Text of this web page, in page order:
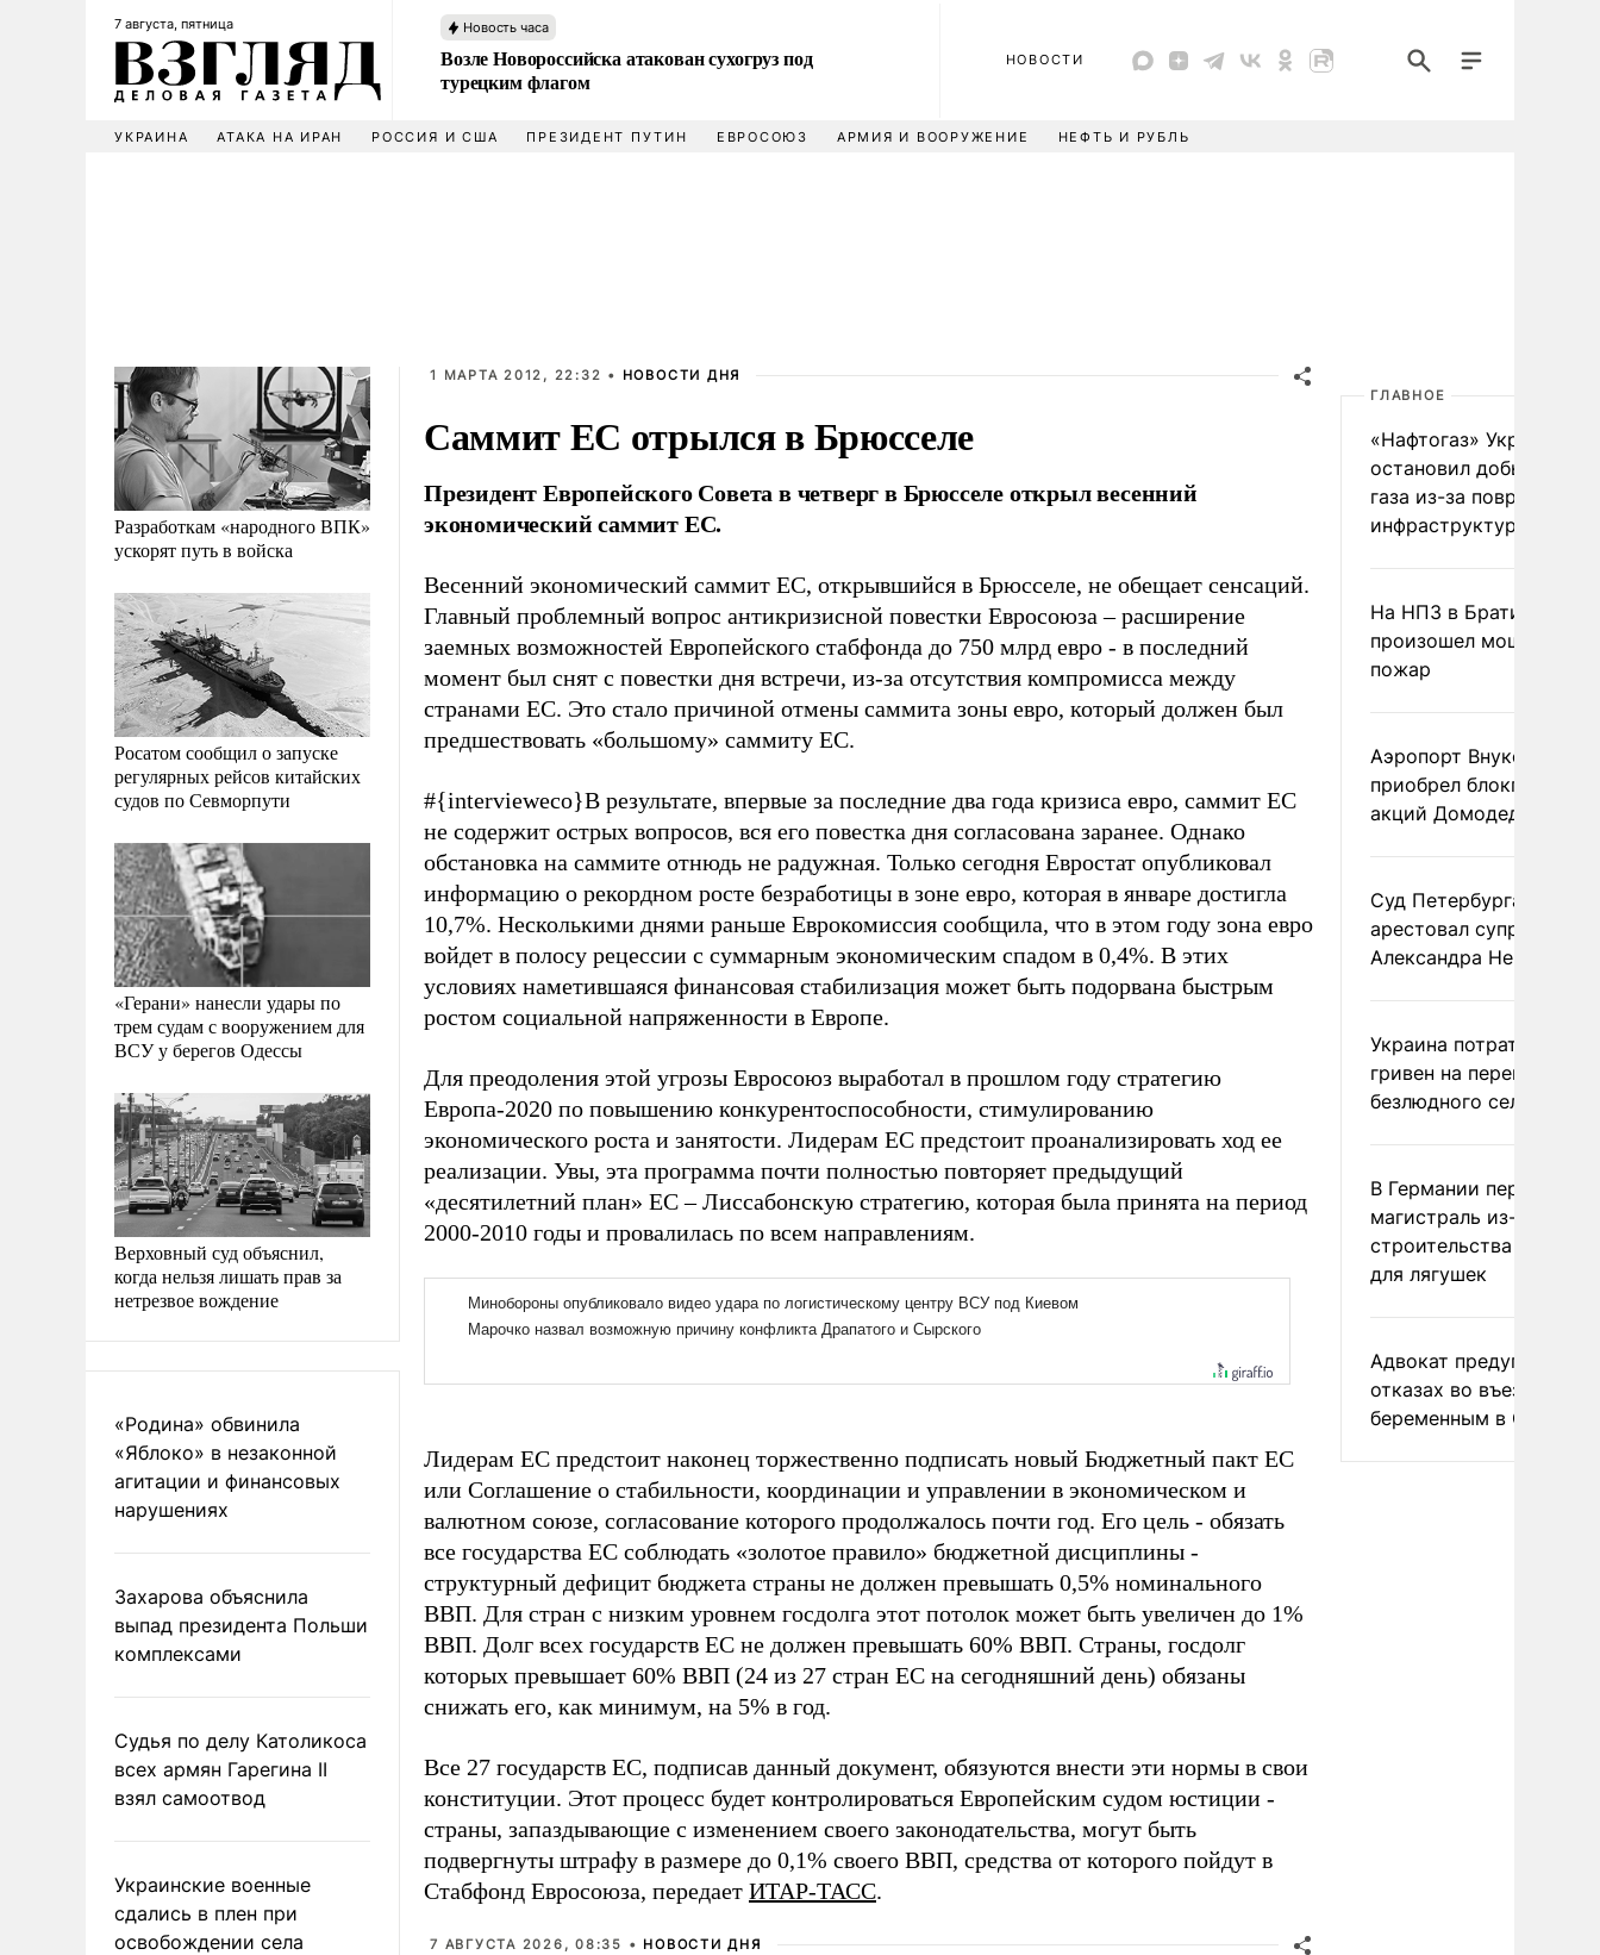
7 августа, пятница Новость часа
Возле Новороссийска атакован сухогруз под
турецким флагом
НОВОСТИ
УКРАИНА АТАКА НА ИРАН РОССИЯ И США ПРЕЗИДЕНТ ПУТИН ЕВРОСОЮЗ АРМИЯ И ВООРУЖЕНИЕ НЕФТЬ И РУБЛЬ
Разработкам «народного ВПК»
ускорят путь в войска
Росатом сообщил о запуске
регулярных рейсов китайских
судов по Севморпути
«Герани» нанесли удары по
трем судам с вооружением для
ВСУ у берегов Одессы
Верховный суд объяснил,
когда нельзя лишать прав за
нетрезвое вождение
«Родина» обвинила
«Яблоко» в незаконной
агитации и финансовых
нарушениях
Захарова объяснила
выпад президента Польши
комплексами
Судья по делу Католикоса
всех армян Гарегина II
взял самоотвод
Украинские военные
сдались в плен при
освобождении села
1 МАРТА 2012, 22:32 • НОВОСТИ ДНЯ
Саммит ЕС отрылся в Брюсселе
Президент Европейского Совета в четверг в Брюсселе открыл весенний
экономический саммит ЕС.
Весенний экономический саммит ЕС, открывшийся в Брюсселе, не обещает сенсаций.
Главный проблемный вопрос антикризисной повестки Евросоюза – расширение
заемных возможностей Европейского стабфонда до 750 млрд евро - в последний
момент был снят с повестки дня встречи, из-за отсутствия компромисса между
странами ЕС. Это стало причиной отмены саммита зоны евро, который должен был
предшествовать «большому» саммиту ЕС.
#{intervieweco}В результате, впервые за последние два года кризиса евро, саммит ЕС
не содержит острых вопросов, вся его повестка дня согласована заранее. Однако
обстановка на саммите отнюдь не радужная. Только сегодня Евростат опубликовал
информацию о рекордном росте безработицы в зоне евро, которая в январе достигла
10,7%. Несколькими днями раньше Еврокомиссия сообщила, что в этом году зона евро
войдет в полосу рецессии с суммарным экономическим спадом в 0,4%. В этих
условиях наметившаяся финансовая стабилизация может быть подорвана быстрым
ростом социальной напряженности в Европе.
Для преодоления этой угрозы Евросоюз выработал в прошлом году стратегию
Европа-2020 по повышению конкурентоспособности, стимулированию
экономического роста и занятости. Лидерам ЕС предстоит проанализировать ход ее
реализации. Увы, эта программа почти полностью повторяет предыдущий
«десятилетний план» ЕС – Лиссабонскую стратегию, которая была принята на период
2000-2010 годы и провалилась по всем направлениям.
Лидерам ЕС предстоит наконец торжественно подписать новый Бюджетный пакт ЕС
или Соглашение о стабильности, координации и управлении в экономическом и
валютном союзе, согласование которого продолжалось почти год. Его цель - обязать
все государства ЕС соблюдать «золотое правило» бюджетной дисциплины -
структурный дефицит бюджета страны не должен превышать 0,5% номинального
ВВП. Для стран с низким уровнем госдолга этот потолок может быть увеличен до 1%
ВВП. Долг всех государств ЕС не должен превышать 60% ВВП. Страны, госдолг
которых превышает 60% ВВП (24 из 27 стран ЕС на сегодняшний день) обязаны
снижать его, как минимум, на 5% в год.
Все 27 государств ЕС, подписав данный документ, обязуются внести эти нормы в свои
конституции. Этот процесс будет контролироваться Европейским судом юстиции -
страны, запаздывающие с изменением своего законодательства, могут быть
подвергнуты штрафу в размере до 0,1% своего ВВП, средства от которого пойдут в
Стабфонд Евросоюза, передает ИТАР-ТАСС.
7 АВГУСТА 2026, 08:35 • НОВОСТИ ДНЯ
ГЛАВНОЕ
«Нафтогаз» Украины
остановил добычу
газа из-за повреждения
инфраструктуры
На НПЗ в Братиславе
произошел мощный
пожар
Аэропорт Внуково
приобрел блокпакет
акций Домодедово
Суд Петербурга заочно
арестовал супругу
Александра Невзорова
Украина потратила 1
гривен на
безлюдного села
В Германии перекрыли
магистраль из-за
строительства
для лягушек
Адвокат предупредил
отказах во въезде
беременным в США